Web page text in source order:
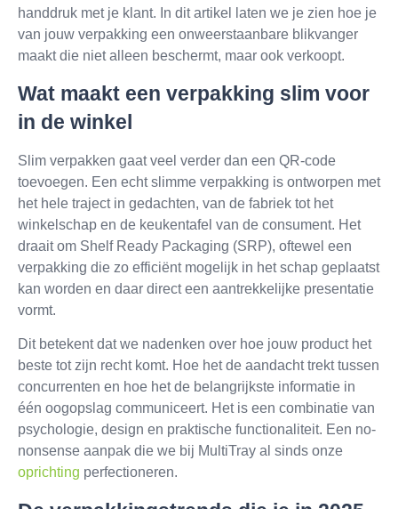
handdruk met je klant. In dit artikel laten we je zien hoe je
van jouw verpakking een onweerstaanbare blikvanger
maakt die niet alleen beschermt, maar ook verkoopt.
Wat maakt een verpakking slim voor
in de winkel
Slim verpakken gaat veel verder dan een QR-code
toevoegen. Een echt slimme verpakking is ontworpen met
het hele traject in gedachten, van de fabriek tot het
winkelschap en de keukentafel van de consument. Het
draait om Shelf Ready Packaging (SRP), oftewel een
verpakking die zo efficiënt mogelijk in het schap geplaatst
kan worden en daar direct een aantrekkelijke presentatie
vormt.
Dit betekent dat we nadenken over hoe jouw product het
beste tot zijn recht komt. Hoe het de aandacht trekt tussen
concurrenten en hoe het de belangrijkste informatie in
één oogopslag communiceert. Het is een combinatie van
psychologie, design en praktische functionaliteit. Een no-
nonsense aanpak die we bij MultiTray al sinds onze
oprichting perfectioneren.